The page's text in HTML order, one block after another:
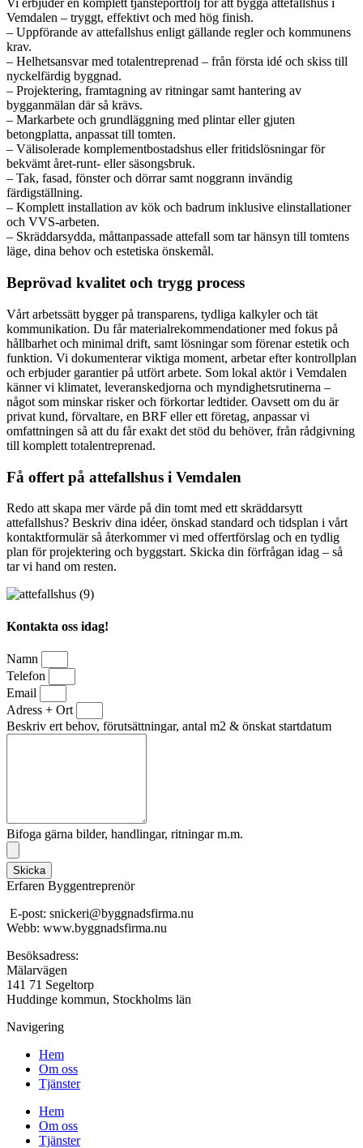
Vi erbjuder en komplett tjänsteportfölj för att bygga attefallshus i
Vemdalen – tryggt, effektivt och med hög finish.
– Uppförande av attefallshus enligt gällande regler och kommunens
krav.
– Helhetsansvar med totalentreprenad – från första idé och skiss till
nyckelfärdig byggnad.
– Projektering, framtagning av ritningar samt hantering av
bygganmälan där så krävs.
– Markarbete och grundläggning med plintar eller gjuten
betongplatta, anpassat till tomten.
– Välisolerade komplementbostadshus eller fritidslösningar för
bekvämt året-runt- eller säsongsbruk.
– Tak, fasad, fönster och dörrar samt noggrann invändig
färdigställning.
– Komplett installation av kök och badrum inklusive elinstallationer
och VVS-arbeten.
– Skräddarsydda, måttanpassade attefall som tar hänsyn till tomtens
läge, dina behov och estetiska önskemål.
Beprövad kvalitet och trygg process
Vårt arbetssätt bygger på transparens, tydliga kalkyler och tät
kommunikation. Du får materialrekommendationer med fokus på
hållbarhet och minimal drift, samt lösningar som förenar estetik och
funktion. Vi dokumenterar viktiga moment, arbetar efter kontrollplan
och erbjuder garantier på utfört arbete. Som lokal aktör i Vemdalen
känner vi klimatet, leveranskedjorna och myndighetsrutinerna –
något som minskar risker och förkortar ledtider. Oavsett om du är
privat kund, förvaltare, en BRF eller ett företag, anpassar vi
omfattningen så att du får exakt det stöd du behöver, från rådgivning
till komplett totalentreprenad.
Få offert på attefallshus i Vemdalen
Redo att skapa mer värde på din tomt med ett skräddarsytt
attefallshus? Beskriv dina idéer, önskad standard och tidsplan i vårt
kontaktformulär så återkommer vi med offertförslag och en tydlig
plan för projektering och byggstart. Skicka din förfrågan idag – så
tar vi hand om resten.
Kontakta oss idag!
Namn
Telefon
Email
Adress + Ort
Beskriv ert behov, förutsättningar, antal m2 & önskat startdatum
Bifoga gärna bilder, handlingar, ritningar m.m.
Skicka
Erfaren Byggentreprenör
E-post: snickeri@byggnadsfirma.nu
Webb: www.byggnadsfirma.nu
Besöksadress:
Mälarvägen
141 71 Segeltorp
Huddinge kommun, Stockholms län
Navigering
Hem
Om oss
Tjänster
Hem
Om oss
Tjänster